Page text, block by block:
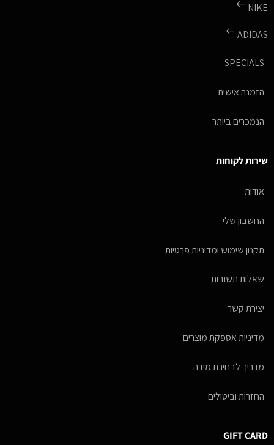
NIKE
ADIDAS
SPECIALS
הזמנה אישית
הנמכרים ביותר
שירות לקוחות
אודות
החשבון שלי
תקנון שימוש ומדיניות פרטיות
שאלות תשובות
יצירת קשר
מדיניות אספקת מוצרים
מדריך לבחירת מידה
החזרות וביטולים
GIFT CARD